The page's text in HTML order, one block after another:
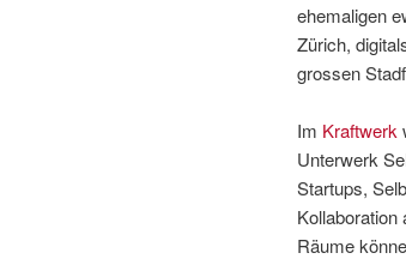
ehemaligen
Zürich,
grossen
Im Kraftwerk
Unterwerk
Startups,
Kollaboration
Räume